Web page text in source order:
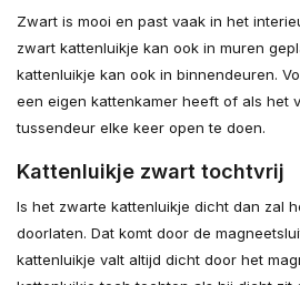
Zwart is mooi en past vaak in het
zwart kattenluikje kan ook in muren
kattenluikje kan ook in binnendeuren.
een eigen kattenkamer heeft of als het
tussendeur elke keer open te doen.
Kattenluikje zwart tochtvrij
Is het zwarte kattenluikje dicht dan zal
doorlaten. Dat komt door de
kattenluikje valt altijd dicht door het